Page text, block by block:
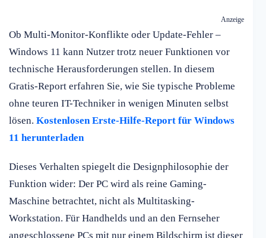
Anzeige
Ob Multi-Monitor-Konflikte oder Update-Fehler –
Windows 11 kann Nutzer trotz neuer Funktionen vor
technische Herausforderungen stellen. In diesem
Gratis-Report erfahren Sie, wie Sie typische Probleme
ohne teuren IT-Techniker in wenigen Minuten selbst
lösen. Kostenlosen Erste-Hilfe-Report für Windows
11 herunterladen
Dieses Verhalten spiegelt die Designphilosophie der
Funktion wider: Der PC wird als reine Gaming-
Maschine betrachtet, nicht als Multitasking-
Workstation. Für Handhelds und an den Fernseher
angeschlossene PCs mit nur einem Bildschirm ist dieser